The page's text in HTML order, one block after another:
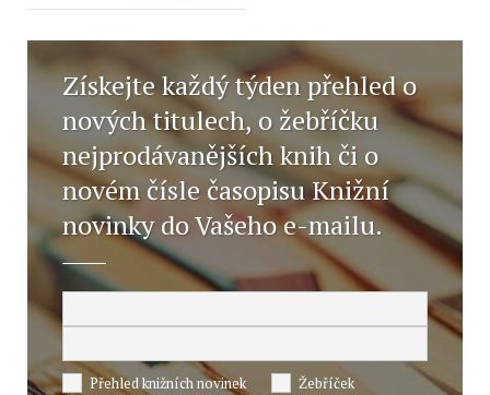
Získejte každý týden přehled o
nových titulech, o žebříčku
nejprodávanějších knih či o
novém čísle časopisu Knižní
novinky do Vašeho e-mailu.
Přehled knižních novinek Žebříček